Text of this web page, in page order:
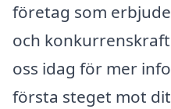
företag som
och
oss idag för mer
första steget mot